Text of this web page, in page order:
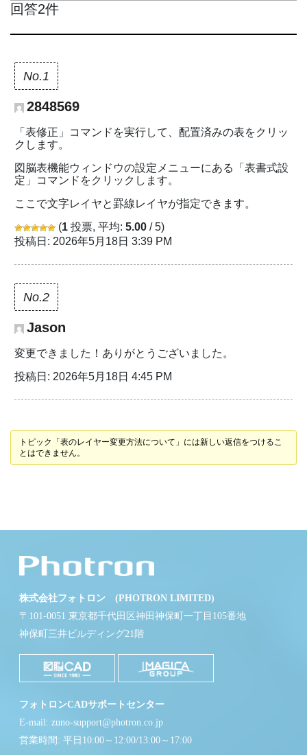
回答2件
No.1
2848569
「表修正」コマンドを実行して、配置済みの表をクリッ
クします。
図脳表機能ウィンドウの設定メニューにある「表書式設
定」コマンドをクリックします。
ここで文字レイヤと罫線レイヤが指定できます。
(1 投票, 平均: 5.00 / 5)
投稿日: 2026年5月18日 3:39 PM
No.2
Jason
変更できました！ありがとうございました。
投稿日: 2026年5月18日 4:45 PM
トピック「表のレイヤー変更方法について」には新しい返信をつけるこ
とはできません。
株式会社フォトロン (PHOTRON LIMITED)
〒101-0051 東京都千代田区神田神保町一丁目105番地
神保町三井ビルディング21階
フォトロンCADサポートセンター
E-mail: zuno-support@photron.co.jp
営業時間: 平日10:00～12:00/13:00～17:00